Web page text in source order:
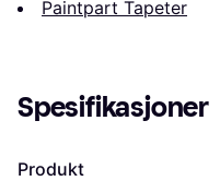
Paintpart Tapeter
Spesifikasjoner
Produkt